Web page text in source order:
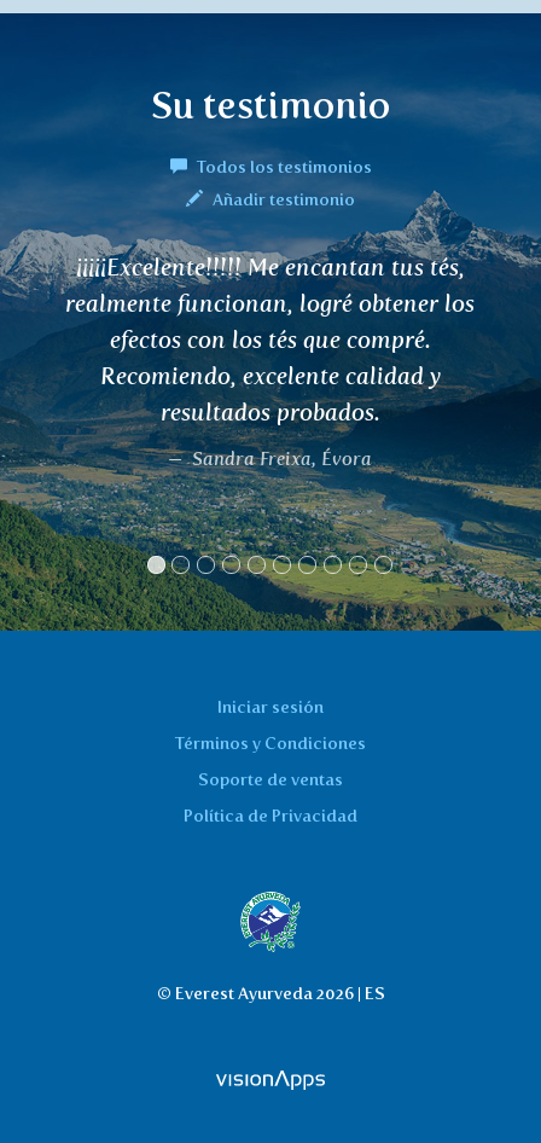
Su testimonio
Todos los testimonios
Añadir testimonio
Tenía alergia al polen, pero con la ayuda
del té KARAVI me libré gradualmente de
ella. El primer año, el té alivió mis
síntomas a los pocos días de consumirlo.
El segundo año, mi alergia desapareció
por completo a los pocos días, cuando
empecé a tomar KARAVI ante los
primeros síntomas. Y este año, sin tomar
la infusión, ya no experimento ningún
síntoma desagradable de alergia.
Iniciar sesión
Términos y Condiciones
Soporte de ventas
Política de Privacidad
© Everest Ayurveda 2026 | ES